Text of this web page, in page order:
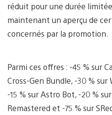
réduit pour une durée
maintenant un aperçu de
concernés par la promotion.
Parmi ces offres : -45 % sur
Cross-Gen Bundle, -30 %
-15 % sur Astro Bot, -20 %
Remastered et -75 % sur